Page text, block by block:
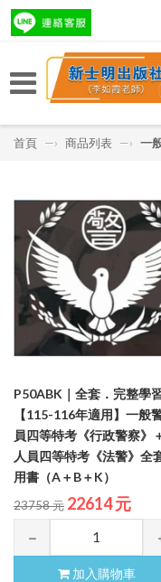
首頁 —› 商品列表 —› 一
P50ABK｜全套．完整學
【115-116年適用】一般
員四等特考《行政警察》
人員四等特考《法警》全
用書（A＋B＋K）
23758 元 22614 元
加入購物車